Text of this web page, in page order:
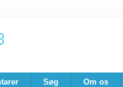
Søg Om os